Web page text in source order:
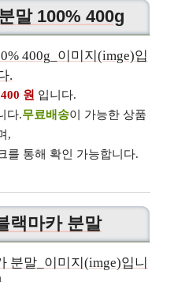
말 100% 400g
원 입니다.
무료배송이 가능한 상품
,
를 통해 확인 가능합니다.
랙마카 분말